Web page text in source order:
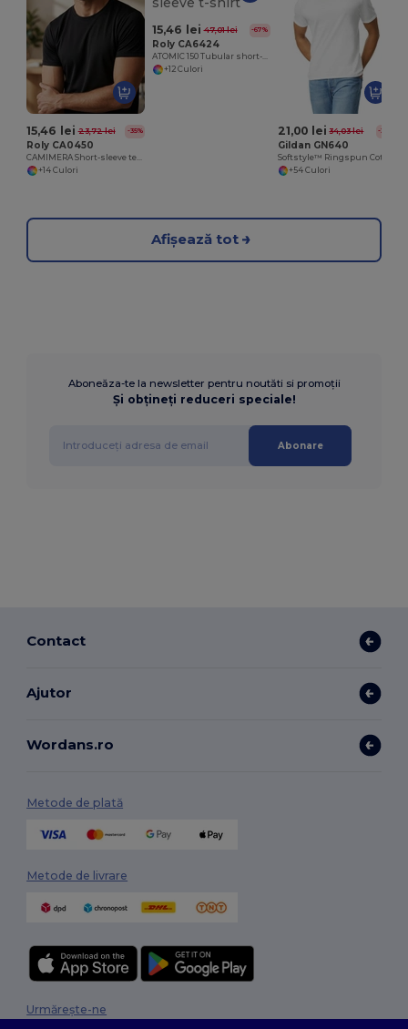
15,46 lei 23,72 lei -35%
Roly CA0450
+14 Culori
15,46 lei 47,01 lei -67%
Roly CA6424
+12 Culori
21,00 lei 34,03 lei -38%
Gildan GN640
+54 Culori
Afișează tot
Aboneăza-te la newsletter pentru noutăti si promoții
Și obțineți reduceri speciale!
Abonare
Contact
Ajutor
Wordans.ro
Metode de plată
Metode de livrare
Urmărește-ne